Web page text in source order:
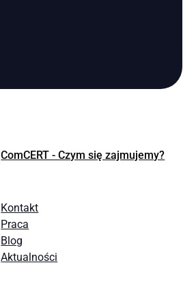
ComCERT - Czym się zajmujemy?
Kontakt
Praca
Blog
Aktualności